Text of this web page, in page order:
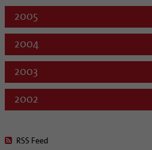
2005
2004
2003
2002
RSS Feed